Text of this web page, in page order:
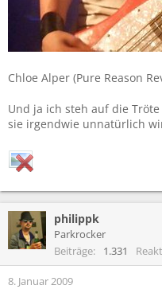
Chloe Alper (Pure Reason
Und ja ich steh auf die
sie irgendwie unnatürlich
philippk
Parkrocker
Beiträge
1.331
8. Januar 2009